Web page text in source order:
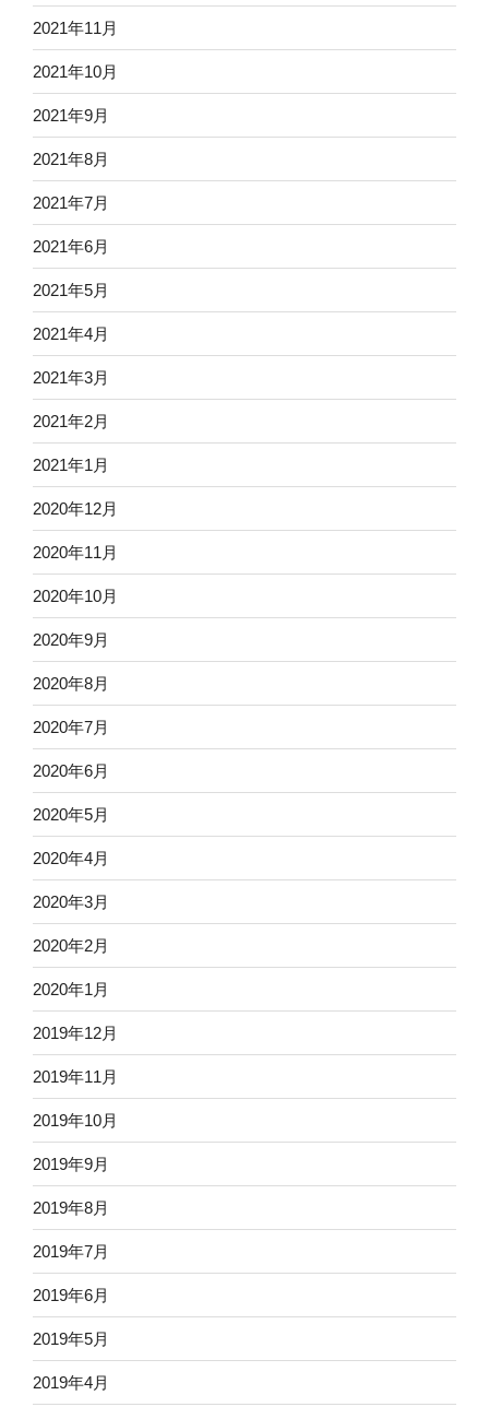
2021年11月
2021年10月
2021年9月
2021年8月
2021年7月
2021年6月
2021年5月
2021年4月
2021年3月
2021年2月
2021年1月
2020年12月
2020年11月
2020年10月
2020年9月
2020年8月
2020年7月
2020年6月
2020年5月
2020年4月
2020年3月
2020年2月
2020年1月
2019年12月
2019年11月
2019年10月
2019年9月
2019年8月
2019年7月
2019年6月
2019年5月
2019年4月